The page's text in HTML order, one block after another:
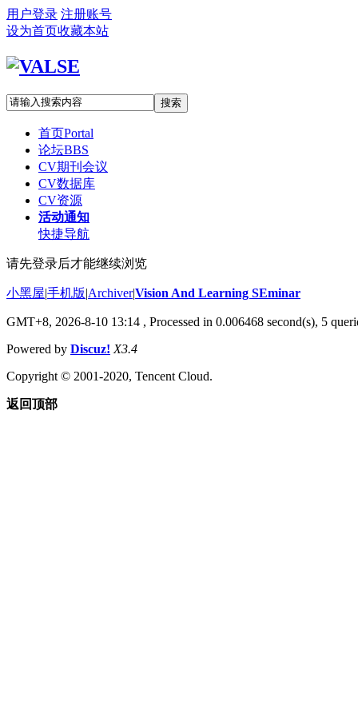
用户登录 注册账号
设为首页收藏本站
搜索
首页Portal
论坛BBS
CV期刊会议
CV数据库
CV资源
活动通知
快捷导航
请先登录后才能继续浏览
小黑屋|手机版|Archiver|Vision And Learning SEminar
GMT+8, 2026-8-10 13:14 , Processed in 0.006468 second(s), 5
Powered by Discuz! X3.4
Copyright © 2001-2020, Tencent Cloud.
返回顶部